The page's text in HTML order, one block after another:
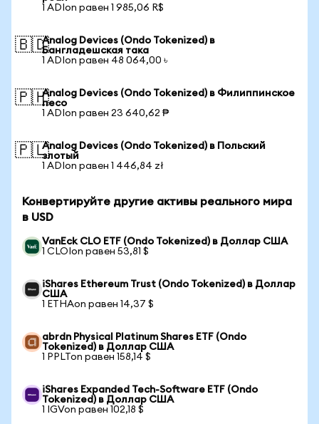
1 ADIon равен 1 985,06 R$
🇧🇩Analog Devices (Ondo Tokenized) в
Бангладешская така
1 ADIon равен 48 064,00 ৳
🇵🇭Analog Devices (Ondo Tokenized) в Филиппинское
песо
1 ADIon равен 23 640,62 ₱
🇵🇱Analog Devices (Ondo Tokenized) в Польский
злотый
1 ADIon равен 1 446,84 zł
Конвертируйте другие активы реального мира
в USD
VanEck CLO ETF (Ondo Tokenized) в Доллар США
1 CLOIon равен 53,81 $
iShares Ethereum Trust (Ondo Tokenized) в Доллар
США
1 ETHAon равен 14,37 $
abrdn Physical Platinum Shares ETF (Ondo
Tokenized) в Доллар США
1 PPLTon равен 158,14 $
iShares Expanded Tech-Software ETF (Ondo
Tokenized) в Доллар США
1 IGVon равен 102,18 $